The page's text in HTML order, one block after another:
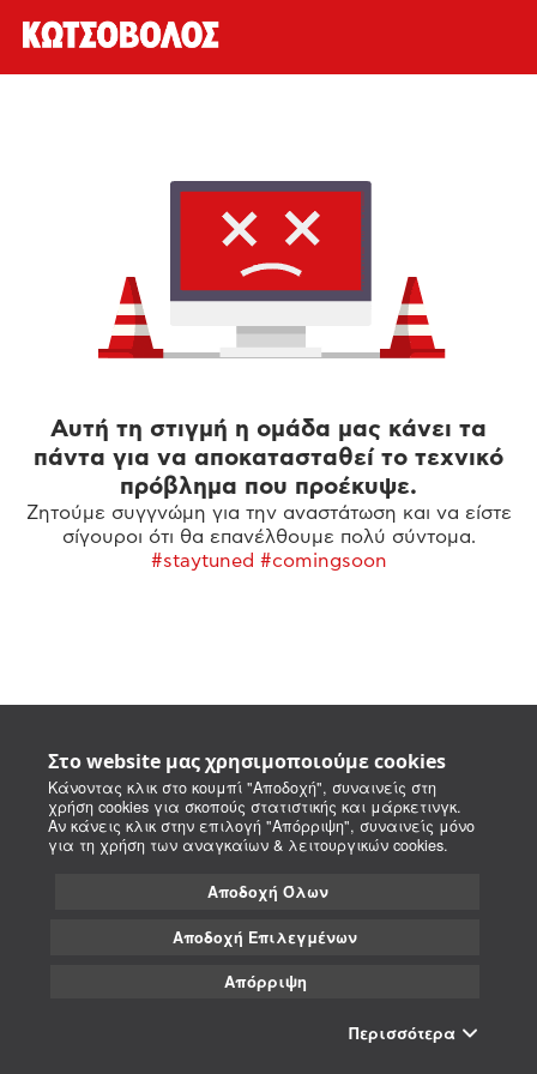
Στο website μας χρησιμοποιούμε cookies
Κάνοντας κλικ στο κουμπί "Αποδοχή", συναινείς στη
χρήση cookies για σκοπούς στατιστικής και μάρκετινγκ.
Αν κάνεις κλικ στην επιλογή "Απόρριψη", συναινείς μόνο
για τη χρήση των αναγκαίων & λειτουργικών cookies.
Αποδοχή Όλων
Αποδοχή Επιλεγμένων
Απόρριψη
Περισσότερα
Αυτή τη στιγμή η ομάδα μας κάνει τα
πάντα για να αποκατασταθεί το τεχνικό
πρόβλημα που προέκυψε.
Ζητούμε συγγνώμη για την αναστάτωση και να είστε
σίγουροι ότι θα επανέλθουμε πολύ σύντομα.
#staytuned #comingsoon